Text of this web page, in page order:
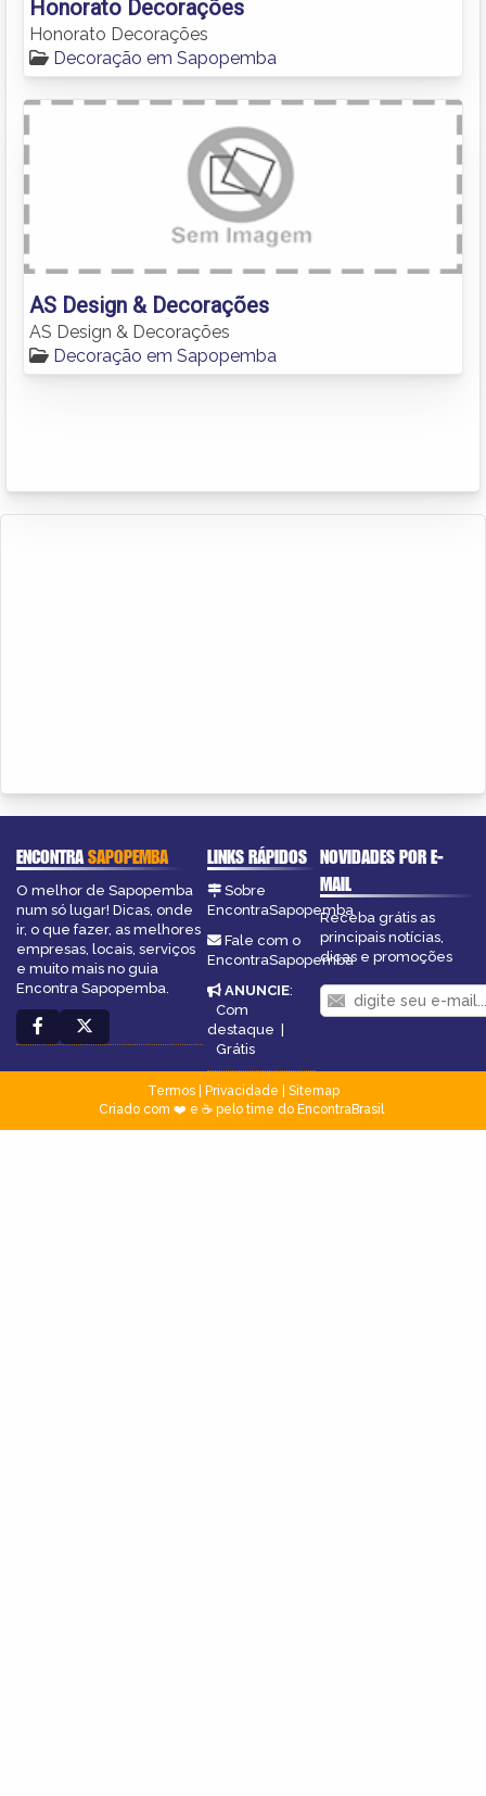
Honorato Decorações
Honorato Decorações
Decoração em Sapopemba
AS Design & Decorações
AS Design & Decorações
Decoração em Sapopemba
ENCONTRASAPOPEMBA
O melhor de Sapopemba
num só lugar! Dicas, onde
ir, o que fazer, as melhores
empresas, locais, serviços
e muito mais no guia
Encontra Sapopemba.
LINKS RÁPIDOS
Sobre
EncontraSapopemba
Fale com o
EncontraSapopemba
ANUNCIE:
Com
destaque |
Grátis
NOVIDADES POR E-
MAIL
Receba grátis as
principais notícias,
dicas e promoções
Termos| Privacidade
Sitemap
Criado com ❤️ e ☕ pelo time do EncontraBrasil